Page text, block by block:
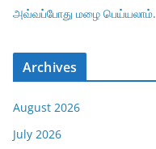
அவ்வப்போது மழை பெய்யலாம்.
Archives
August 2026
July 2026